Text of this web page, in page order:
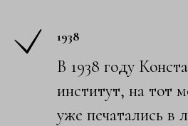
1938
В 1938 году
институт, на тот
уже печатались в